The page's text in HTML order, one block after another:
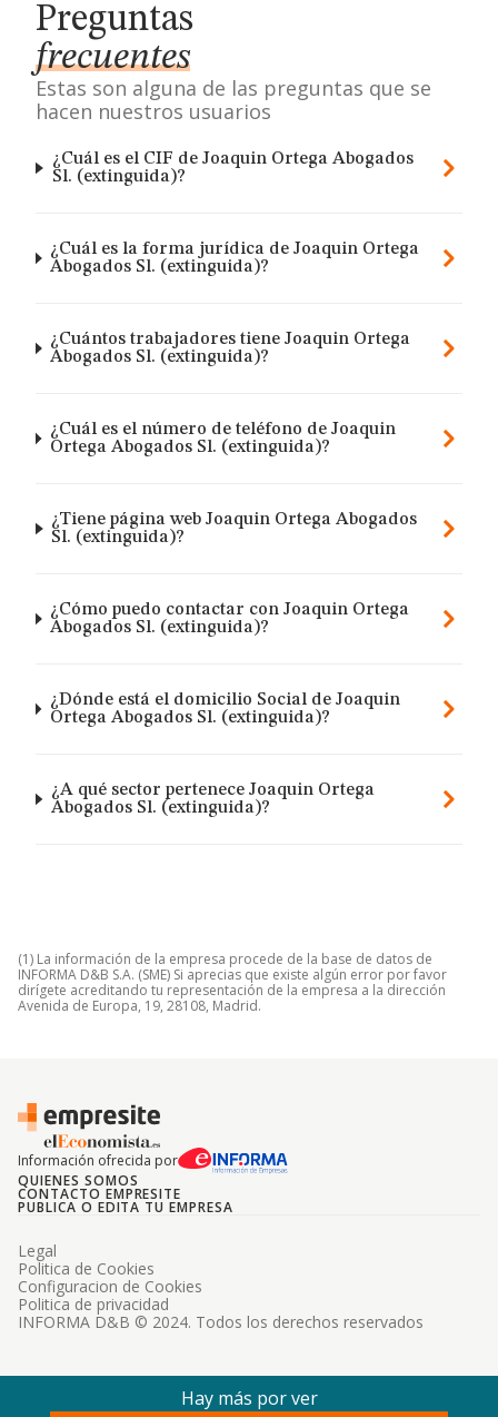
Preguntas
frecuentes
Estas son alguna de las preguntas que se
hacen nuestros usuarios
¿Cuál es el CIF de Joaquin Ortega Abogados
Sl. (extinguida)?
¿Cuál es la forma jurídica de Joaquin Ortega
Abogados Sl. (extinguida)?
¿Cuántos trabajadores tiene Joaquin Ortega
Abogados Sl. (extinguida)?
¿Cuál es el número de teléfono de Joaquin
Ortega Abogados Sl. (extinguida)?
¿Tiene página web Joaquin Ortega Abogados
Sl. (extinguida)?
¿Cómo puedo contactar con Joaquin Ortega
Abogados Sl. (extinguida)?
¿Dónde está el domicilio Social de Joaquin
Ortega Abogados Sl. (extinguida)?
¿A qué sector pertenece Joaquin Ortega
Abogados Sl. (extinguida)?
(1) La información de la empresa procede de la base de datos de
INFORMA D&B S.A. (SME) Si aprecias que existe algún error por favor
dirígete acreditando tu representación de la empresa a la dirección
Avenida de Europa, 19, 28108, Madrid.
Información ofrecida por
QUIENES SOMOS
CONTACTO EMPRESITE
PUBLICA O EDITA TU EMPRESA
INFORMA D&B © 2024. Todos los derechos reservados
Legal
Politica de Cookies
Configuracion de Cookies
Politica de privacidad
Hay más por ver